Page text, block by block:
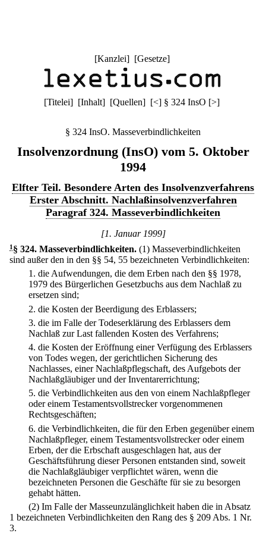
[Kanzlei] [Gesetze]
[Titelei] [Inhalt] [Quellen] [<] § 324 InsO [>]
§ 324 InsO. Masseverbindlichkeiten
Insolvenzordnung (InsO) vom 5. Oktober
1994
Elfter Teil. Besondere Arten des Insolvenzverfahrens
Erster Abschnitt. Nachlaßinsolvenzverfahren
Paragraf 324. Masseverbindlichkeiten
[1. Januar 1999]
1 § 324. Masseverbindlichkeiten. (1) Masseverbindlichkeiten
sind außer den in den §§ 54, 55 bezeichneten Verbindlichkeiten:
1. die Aufwendungen, die dem Erben nach den §§ 1978,
1979 des Bürgerlichen Gesetzbuchs aus dem Nachlaß zu
ersetzen sind;
2. die Kosten der Beerdigung des Erblassers;
3. die im Falle der Todeserklärung des Erblassers dem
Nachlaß zur Last fallenden Kosten des Verfahrens;
4. die Kosten der Eröffnung einer Verfügung des Erblassers
von Todes wegen, der gerichtlichen Sicherung des
Nachlasses, einer Nachlaßpflegschaft, des Aufgebots der
Nachlaßgläubiger und der Inventarerrichtung;
5. die Verbindlichkeiten aus den von einem Nachlaßpfleger
oder einem Testamentsvollstrecker vorgenommenen
Rechtsgeschäften;
6. die Verbindlichkeiten, die für den Erben gegenüber einem
Nachlaßpfleger, einem Testamentsvollstrecker oder einem
Erben, der die Erbschaft ausgeschlagen hat, aus der
Geschäftsführung dieser Personen entstanden sind, soweit
die Nachlaßgläubiger verpflichtet wären, wenn die
bezeichneten Personen die Geschäfte für sie zu besorgen
gehabt hätten.
(2) Im Falle der Masseunzulänglichkeit haben die in Absatz
1 bezeichneten Verbindlichkeiten den Rang des § 209 Abs. 1 Nr.
3.